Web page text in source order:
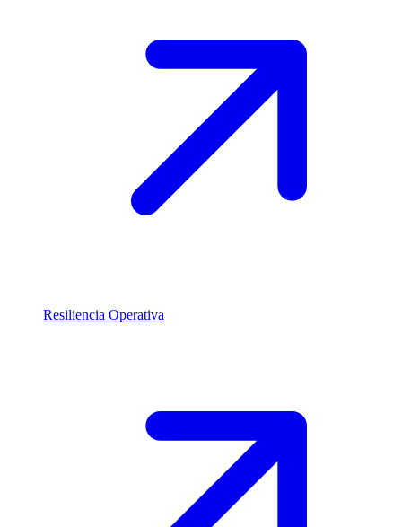
Resiliencia Operativa